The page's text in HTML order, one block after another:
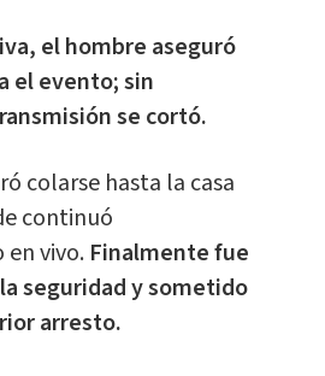
el hombre aseguró
el evento; sin
se cortó.
colarse hasta la casa
continuó
vivo.Finalmente fue
seguridad y sometido
arresto.